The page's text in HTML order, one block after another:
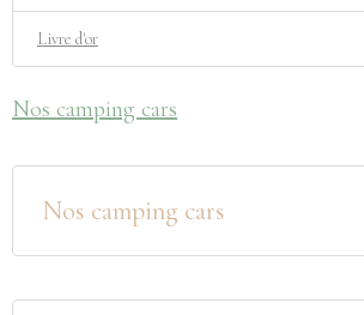
Livre d'or
Nos camping cars
Nos camping cars